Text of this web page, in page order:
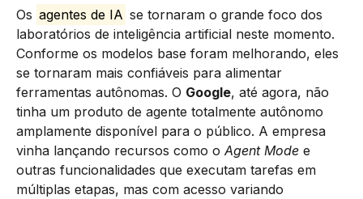
Os agentes de IA se tornaram o grande foco dos
laboratórios de inteligência artificial neste momento.
Conforme os modelos base foram melhorando, eles
se tornaram mais confiáveis para alimentar
ferramentas autônomas. O Google, até agora, não
tinha um produto de agente totalmente autônomo
amplamente disponível para o público. A empresa
vinha lançando recursos como o Agent Mode e
outras funcionalidades que executam tarefas em
múltiplas etapas, mas com acesso variando